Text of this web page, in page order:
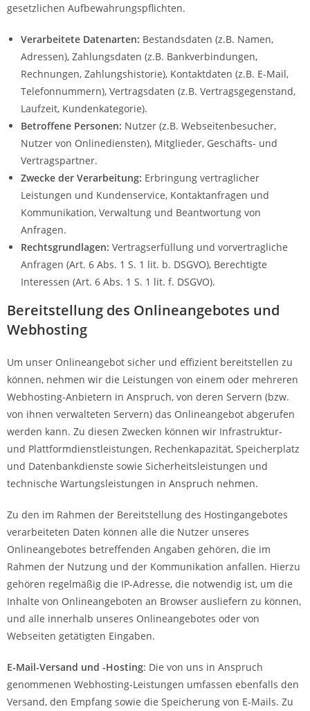
gesetzlichen Aufbewahrungspflichten.
Verarbeitete Datenarten: Bestandsdaten (z.B. Namen,
Adressen), Zahlungsdaten (z.B. Bankverbindungen,
Rechnungen, Zahlungshistorie), Kontaktdaten (z.B. E-Mail,
Telefonnummern), Vertragsdaten (z.B. Vertragsgegenstand,
Laufzeit, Kundenkategorie).
Betroffene Personen: Nutzer (z.B. Webseitenbesucher,
Nutzer von Onlinediensten), Mitglieder, Geschäfts- und
Vertragspartner.
Zwecke der Verarbeitung: Erbringung vertraglicher
Leistungen und Kundenservice, Kontaktanfragen und
Kommunikation, Verwaltung und Beantwortung von
Anfragen.
Rechtsgrundlagen: Vertragserfüllung und vorvertragliche
Anfragen (Art. 6 Abs. 1 S. 1 lit. b. DSGVO), Berechtigte
Interessen (Art. 6 Abs. 1 S. 1 lit. f. DSGVO).
Bereitstellung des Onlineangebotes und
Webhosting
Um unser Onlineangebot sicher und effizient bereitstellen zu
können, nehmen wir die Leistungen von einem oder mehreren
Webhosting-Anbietern in Anspruch, von deren Servern (bzw.
von ihnen verwalteten Servern) das Onlineangebot abgerufen
werden kann. Zu diesen Zwecken können wir Infrastruktur-
und Plattformdienstleistungen, Rechenkapazität, Speicherplatz
und Datenbankdienste sowie Sicherheitsleistungen und
technische Wartungsleistungen in Anspruch nehmen.
Zu den im Rahmen der Bereitstellung des Hostingangebotes
verarbeiteten Daten können alle die Nutzer unseres
Onlineangebotes betreffenden Angaben gehören, die im
Rahmen der Nutzung und der Kommunikation anfallen. Hierzu
gehören regelmäßig die IP-Adresse, die notwendig ist, um die
Inhalte von Onlineangeboten an Browser ausliefern zu können,
und alle innerhalb unseres Onlineangebotes oder von
Webseiten getätigten Eingaben.
E-Mail-Versand und -Hosting: Die von uns in Anspruch
genommenen Webhosting-Leistungen umfassen ebenfalls den
Versand, den Empfang sowie die Speicherung von E-Mails. Zu